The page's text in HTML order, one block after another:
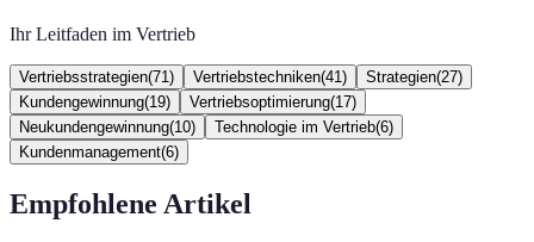
Ihr Leitfaden im Vertrieb
Vertriebsstrategien(71 ) Vertriebstechniken(41 ) Strategien(27)
Kundengewinnung(19) Vertriebsoptimierung(17)
Neukundengewinnung(10) Technologie im Vertrieb(6)
Kundenmanagement(6)
Empfohlene Artikel